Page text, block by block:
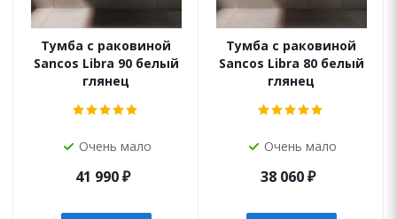
Тумба с раковиной
Sancos Libra 90 белый
глянец
Очень мало
41 990₽
Тумба с раковиной
Sancos Libra 80 белый
глянец
Очень мало
38 060₽